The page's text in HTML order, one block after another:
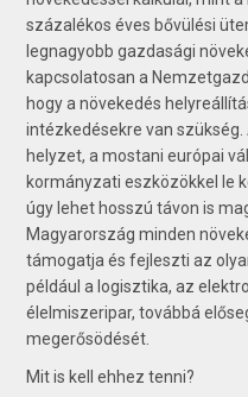
százalékos éves bővülési
legnagyobb gazdasági
kapcsolatosan a
hogy a növekedés
intézkedésekre van
helyzet, a mostani európai
kormányzati eszközökkel le
úgy lehet hosszú távon is
Magyarország minden
támogatja és fejleszti az
például a logisztika, az
élelmiszeripar, továbbá
megerősödését.
Mit is kell ehhez tenni?